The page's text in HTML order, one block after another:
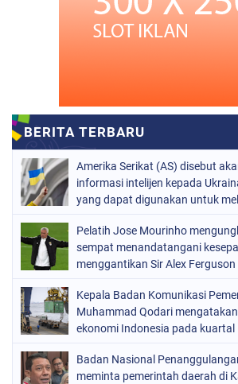
Amerika Serikat (AS) disebut
informasi intelijen kepada
yang dapat digunakan untuk
Pelatih Jose Mourinho
sempat menandatangani
menggantikan Sir Alex
Kepala Badan Komunikasi
Muhammad Qodari
ekonomi Indonesia pada kuartal
Badan Nasional
meminta pemerintah daerah di